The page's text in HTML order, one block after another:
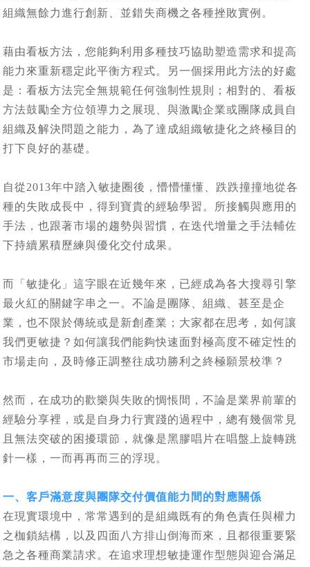
組織無餘力進行創新、並錯失商機之各種挫敗實例。
藉由看板方法，您能夠利用多種技巧協助塑造需求和提高
能力來重新穩定此平衡方程式。另一個採用此方法的好處
是：看板方法完全無規範任何強制性規則；相對的、看板
方法鼓勵全方位領導力之展現、與激勵企業或團隊成員自
組織及解決問題之能力，為了達成組織敏捷化之終極目的
打下良好的基礎。
自從2013年中踏入敏捷圈後，懵懵懂懂、跌跌撞撞地從各
種的失敗成長中，得到寶貴的經驗學習。所接觸與應用的
手法，也跟著市場的趨勢與習慣，在迭代增量之手法輔佐
下持續累積歷練與優化交付成果。
而「敏捷化」這字眼在近幾年來，已經成為各大搜尋引擎
最火紅的關鍵字串之一。不論是團隊、組織、甚至是企
業，也不限於傳統或是新創產業；大家都在思考，如何讓
我們更敏捷？如何讓我們能夠快速面對極高度不確定性的
市場走向，及時修正調整往成功勝利之終極願景校準？
然而，在成功的歡樂與失敗的惆悵間，不論是業界前輩的
經驗分享裡，或是自身力行實踐的過程中，總有幾個常見
且無法突破的困擾環節，就像是黑膠唱片在唱盤上旋轉跳
針一樣，一而再再而三的浮現。
一、客戶滿意度與團隊交付價值能力間的對應關係
在現實環境中，常常遇到的是組織既有的角色責任與權力
之枷鎖結構，以及四面八方排山倒海而來，且都很重要緊
急之各種商業請求。在追求理想敏捷運作型態與迎合滿足